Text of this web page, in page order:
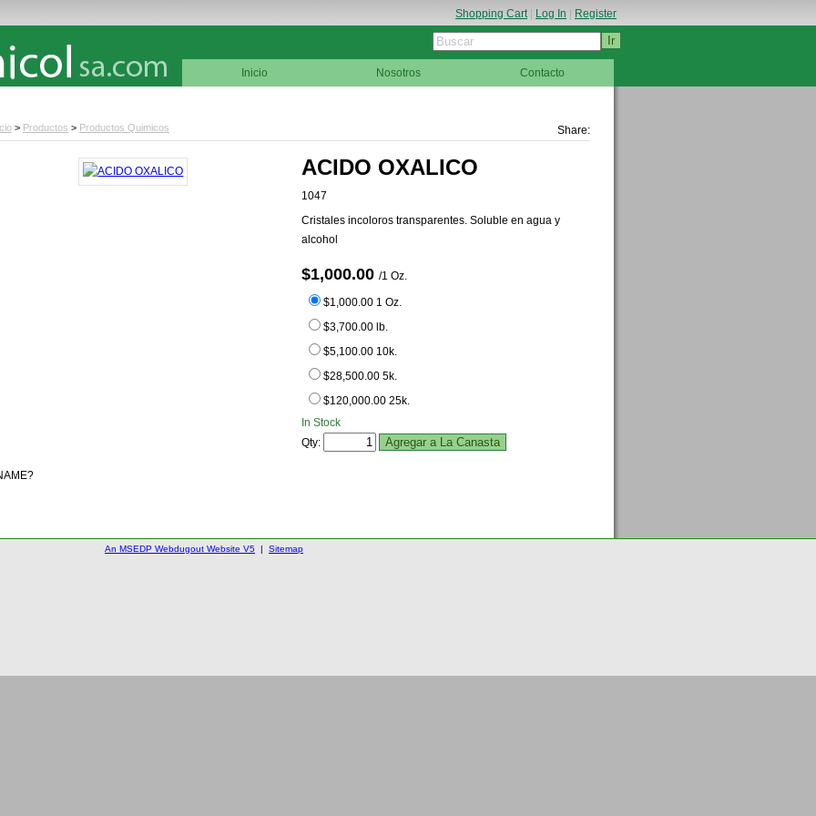
Shopping Cart| Log In Register
Inicio Nosotros Contacto
> Productos > Productos Quimicos Share:
ACIDO OXALICO
1047
Cristales incoloros transparentes. Soluble en agua y
alcohol
$1,000.00/1 Oz.
$1,000.00 1 Oz.
$3,700.00 lb.
$5,100.00 10k.
$28,500.00 5k.
$120,000.00 25k.
In Stock
Qty:
An MSEDP Webdugout Website V5 | Sitemap